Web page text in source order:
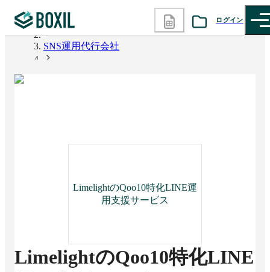
ログイン
カテゴリから探す
BOXIL
SNS運用代行会社
LimelightのQoo10特化LINE運
用支援サービス
LimelightのQoo10特化LINE